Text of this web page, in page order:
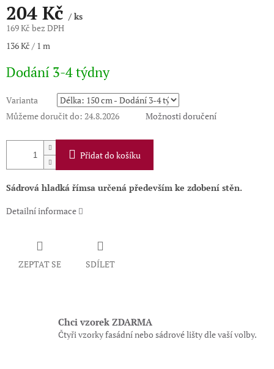
204 Kč/ ks
169 Kč bez DPH
Měrná
136 Kč / 1 m
Dodání 3-4 týdny
Varianta
Můžeme doručit do: 24.8.2026 Možnosti doručení
Přidat do košíku
Sádrová hladká římsa určená především ke zdobení stěn.
Detailní informace
ZEPTAT SE SDÍLET
Chci vzorek ZDARMA
Čtyři vzorky fasádní nebo sádrové lišty dle vaší volby.